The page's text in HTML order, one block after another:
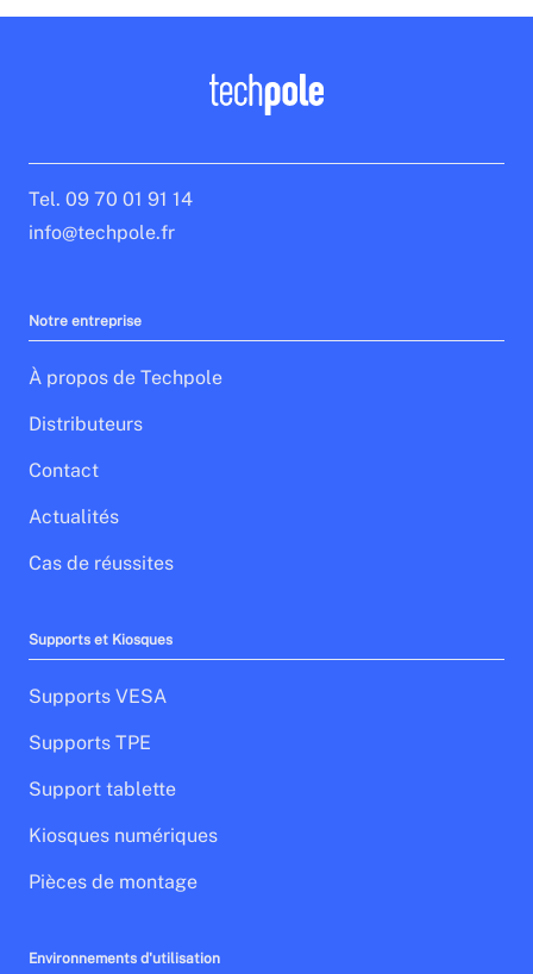
Tel. 09 70 01 91 14
info@techpole.fr
Notre entreprise
À propos de Techpole
Distributeurs
Contact
Actualités
Cas de réussites
Supports et Kiosques
Supports VESA
Supports TPE
Support tablette
Kiosques numériques
Pièces de montage
Environnements d'utilisation